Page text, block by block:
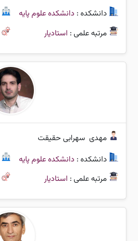
دانشکده : دانشکده علوم پایه
مرتبه علمی : استادیار
مهدی سهرابی حقیقت
دانشکده : دانشکده علوم پایه
مرتبه علمی : استادیار